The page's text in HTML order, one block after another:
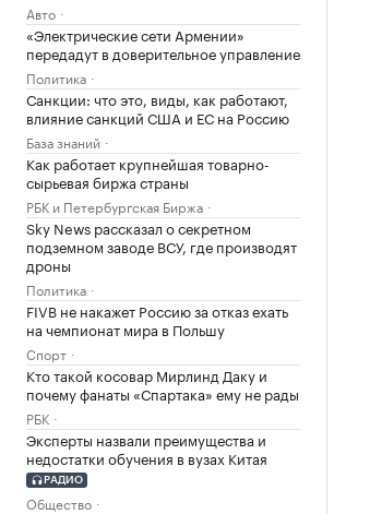
Авто
«Электрические сети Армении»
передадут в доверительное управление
Политика
Санкции: что это, виды, как работают,
влияние санкций США и ЕС на Россию
База знаний
Как работает крупнейшая товарно-
сырьевая биржа страны
РБК и Петербургская Биржа
Sky News рассказал о секретном
подземном заводе ВСУ, где производят
дроны
Политика
FIVB не накажет Россию за отказ ехать
на чемпионат мира в Польшу
Спорт
Кто такой косовар Мирлинд Даку и
почему фанаты «Спартака» ему не рады
РБК
Эксперты назвали преимущества и
недостатки обучения в вузах Китая
РАДИО
Общество